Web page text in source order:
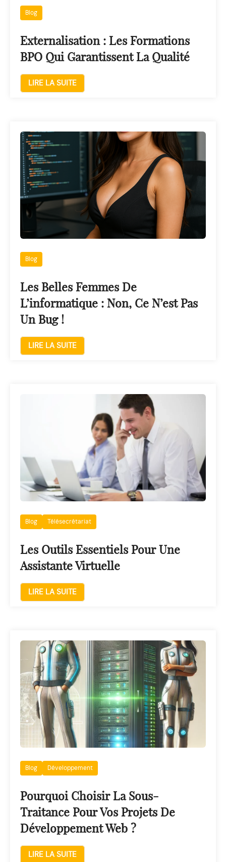
Blog
Externalisation : Les Formations
BPO Qui Garantissent La Qualité
LIRE LA SUITE
Blog
Les Belles Femmes De
L’informatique : Non, Ce N’est Pas
Un Bug !
LIRE LA SUITE
Blog Télésecrétariat
Les Outils Essentiels Pour Une
Assistante Virtuelle
LIRE LA SUITE
Blog Développement
Pourquoi Choisir La Sous-
Traitance Pour Vos Projets De
Développement Web ?
LIRE LA SUITE